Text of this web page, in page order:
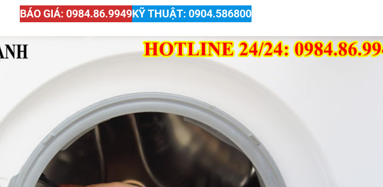
BÁO GIÁ: 0984.86.9949KỸ THUẬT: 0904.586800